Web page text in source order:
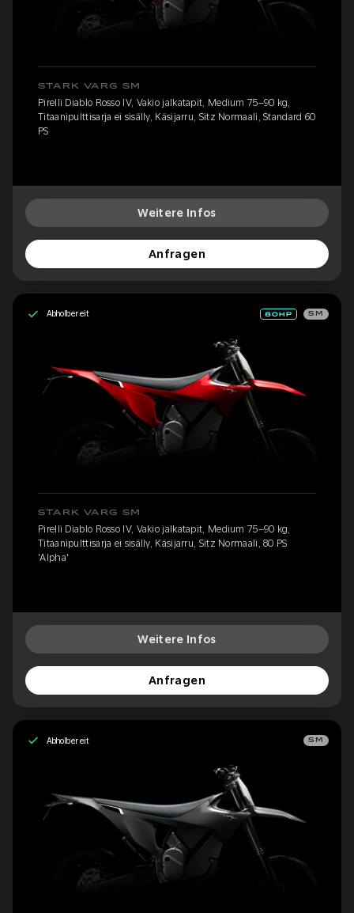
STARK VARG SM
Pirelli Diablo Rosso IV, Vakio jalkatapit, Medium 75–90 kg,
Titaanipulttisarja ei sisälly, Käsijarru, Sitz Normaali, Standard 60
PS
Weitere Infos
Anfragen
Abholbereit SM
STARK VARG SM
Pirelli Diablo Rosso IV, Vakio jalkatapit, Medium 75–90 kg,
Titaanipulttisarja ei sisälly, Käsijarru, Sitz Normaali, 80 PS
'Alpha'
Weitere Infos
Anfragen
Abholbereit SM